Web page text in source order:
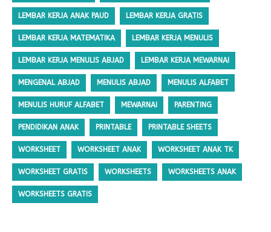
LEMBAR KERJA ANAK PAUD LEMBAR KERJA GRATIS
LEMBAR KERJA MATEMATIKA LEMBAR KERJA MENULIS
LEMBAR KERJA MENULIS ABJAD LEMBAR KERJA MEWARNAI
MENGENAL ABJAD MENULIS ABJAD MENULIS ALFABET
MENULIS HURUF ALFABET MEWARNAI PARENTING
PENDIDIKAN ANAK PRINTABLE PRINTABLE SHEETS
WORKSHEET WORKSHEET ANAK WORKSHEET ANAK TK
WORKSHEET GRATIS WORKSHEETS WORKSHEETS ANAK
WORKSHEETS GRATIS